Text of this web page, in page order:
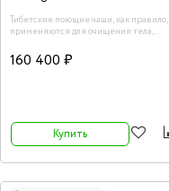
Тибетские поющие чаши, как правило,
применяются для очищения тела,
предметов от негативной энергии.
Воздействие данного инструмента на
160 400 ₽
Купить